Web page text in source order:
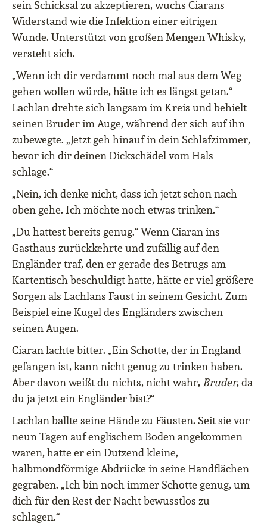
sein Schicksal zu akzeptieren, wuchs Ciarans
Widerstand wie die Infektion einer eitrigen
Wunde. Unterstützt von großen Mengen Whisky,
versteht sich.
„Wenn ich dir verdammt noch mal aus dem Weg
gehen wollen würde, hätte ich es längst getan.“
Lachlan drehte sich langsam im Kreis und behielt
seinen Bruder im Auge, während der sich auf ihn
zubewegte. „Jetzt geh hinauf in dein Schlafzimmer,
bevor ich dir deinen Dickschädel vom Hals
schlage.“
„Nein, ich denke nicht, dass ich jetzt schon nach
oben gehe. Ich möchte noch etwas trinken.“
„Du hattest bereits genug.“ Wenn Ciaran ins
Gasthaus zurückkehrte und zufällig auf den
Engländer traf, den er gerade des Betrugs am
Kartentisch beschuldigt hatte, hätte er viel größere
Sorgen als Lachlans Faust in seinem Gesicht. Zum
Beispiel eine Kugel des Engländers zwischen
seinen Augen.
Ciaran lachte bitter. „Ein Schotte, der in England
gefangen ist, kann nicht genug zu trinken haben.
Aber davon weißt du nichts, nicht wahr, Bruder, da
du ja jetzt ein Engländer bist?“
Lachlan ballte seine Hände zu Fäusten. Seit sie vor
neun Tagen auf englischem Boden angekommen
waren, hatte er ein Dutzend kleine,
halbmondförmige Abdrücke in seine Handflächen
gegraben. „Ich bin noch immer Schotte genug, um
dich für den Rest der Nacht bewusstlos zu
schlagen.“